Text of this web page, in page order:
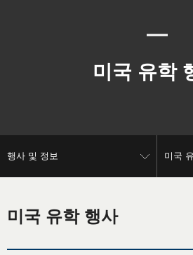
미국 유학
행사 및 정보 미국
미국 유학 행사